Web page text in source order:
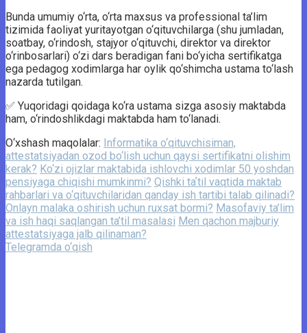
Bunda umumiy o‘rta, o‘rta maxsus va professional ta’lim
tizimida faoliyat yuritayotgan o‘qituvchilarga (shu jumladan,
soatbay, o‘rindosh, stajyor o‘qituvchi, direktor va direktor
o‘rinbosarlari) o‘zi dars beradigan fani bo‘yicha sertifikatga
ega pedagog xodimlarga har oylik qo‘shimcha ustama to‘lash
nazarda tutilgan.
✅ Yuqoridagi qoidaga ko‘ra ustama sizga asosiy maktabda
ham, o‘rindoshlikdagi maktabda ham to‘lanadi.
O‘xshash maqolalar: Informatika o‘qituvchisiman,
attestatsiyadan ozod bo‘lish uchun qaysi sertifikatni olishim
kerak? Ko‘zi ojizlar maktabida ishlovchi xodimlar 50 yoshdan
pensiyaga chiqishi mumkinmi? Qishki taʼtil vaqtida maktab
rahbarlari va o‘qituvchilaridan qanday ish tartibi talab qilinadi?
Onlayn malaka oshirish uchun ruxsat bormi? Masofaviy ta’lim
va ish haqi saqlangan ta’til masalasi Men qachon majburiy
attestatsiyaga jalb qilinaman?
Telegramda o‘qish